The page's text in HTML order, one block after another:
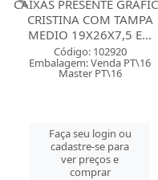
CAIXAS PRESENTE
CRISTINA COM TAMPA
MEDIO 19X26X7,5 E...
Código: 102920
Embalagem: Venda PT\16
Master PT\16
Faça seu login ou
cadastre-se para
ver preços e
comprar